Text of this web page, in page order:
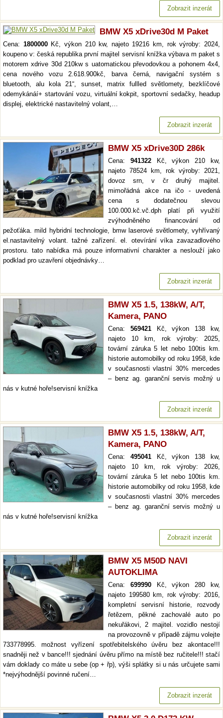
Zobrazit inzerát
BMW X5 xDrive30d M Paket
Cena: 1800000Kč, výkon 210 kw, najeto 19216 km, rok výroby: 2024,
koupeno v: česká republika první majitel servisní knížka výbava m paket s
motorem xdrive 30d 210kw s uatomatickou převodovkou a pohonem 4x4,
cena nového vozu 2.618.900kč, barva černá, navigační systém s
bluetooth, alu kola 21“, sunset, matrix fullled světlomety, bezklíčové
odemykánáí+ startování vozu, virtuální kokpit, sportovní sedačky, headup
displej, elektrické nastavitelný volant,…
Zobrazit inzerát
BMW X5 xDrive30D 286k
Cena: 941322Kč, výkon 210 kw,
najeto 78524 km, rok výroby: 2021,
dovoz srn, v čr druhý majitel.
mimořádná akce na ičo - uvedená
cena s dodatečnou slevou
100.000.kč.vč.dph platí při využití
zvýhodněného financování od
pežoťáka. mild hybridní technologie, bmw laserové světlomety, vyhřívaný
el.nastavitelný volant. tažné zařízení. el. otevírání víka zavazadlového
prostoru. tato nabídka má pouze informativní charakter a neslouží jako
podklad pro uzavření objednávky…
Zobrazit inzerát
BMW X5 1.5, 138kW, A/T,
Kamera, PANO
Cena: 569421Kč, výkon 138 kw,
najeto 10 km, rok výroby: 2025,
tovární záruka 5 let nebo 100tis km.
historie automobilky od roku 1958, kde
v současnosti vlastní 30% mercedes
– benz ag. garanční servis možný u
nás v kutné hoře!servisní knížka
Zobrazit inzerát
BMW X5 1.5, 138kW, A/T,
Kamera, PANO
Cena: 495041Kč, výkon 138 kw,
najeto 10 km, rok výroby: 2026,
tovární záruka 5 let nebo 100tis km.
historie automobilky od roku 1958, kde
v současnosti vlastní 30% mercedes
– benz ag. garanční servis možný u
nás v kutné hoře!servisní knížka
Zobrazit inzerát
BMW X5 M50D NAVI
AUTOKLIMA
Cena: 699990Kč, výkon 280 kw,
najeto 199580 km, rok výroby: 2016,
kompletní servisní historie, rozvody
řetězem, pěkné zachovalé auto po
nekuřákovi, 2 majitel. vozidlo nestojí
na provozovně v případě zájmu volejte
733778995. možnost vyřízení spotřebitelského úvěru bez akontace!!!
snadněji než v bance!!! sjednání úvěru přímo na místě bez ručitele!!! stačí
vám doklady co máte u sebe (op + řp), výši splátky si u nás určujete sami
*nejvýhodnější povinné ručení…
Zobrazit inzerát